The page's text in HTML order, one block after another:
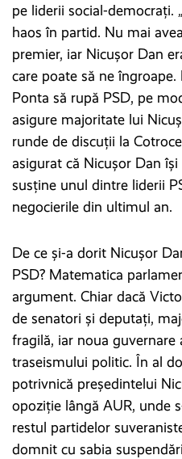
pe liderii social-democrați.
haos în partid. Nu mai
premier, iar Nicușor Dan
care poate să ne
Ponta să rupă PSD, pe
asigure majoritate lui
runde de discuții la
asigurat că Nicușor Dan
susține unul dintre liderii
negocierile din ultimul an.
De ce și-a dorit Nicușor
PSD? Matematica
argument. Chiar dacă
de senatori și deputați,
fragilă, iar noua
traseismului politic. În al
potrivnică președintelui
opoziție lângă AUR, unde
restul partidelor
domnit cu sabia